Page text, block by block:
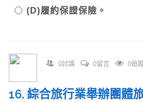
(D)履約保證保險。
0討論 0留言 0追
16. 綜合旅行業舉辦團體